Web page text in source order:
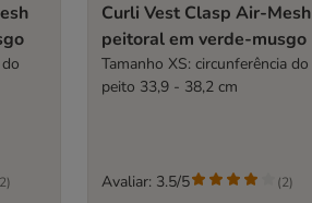
2)
Curli Vest Clasp Air-Mesh
peitoral em verde-musgo
Tamanho XS: circunferência do
peito 33,9 - 38,2 cm
Avaliar: 3.5/5 (2)